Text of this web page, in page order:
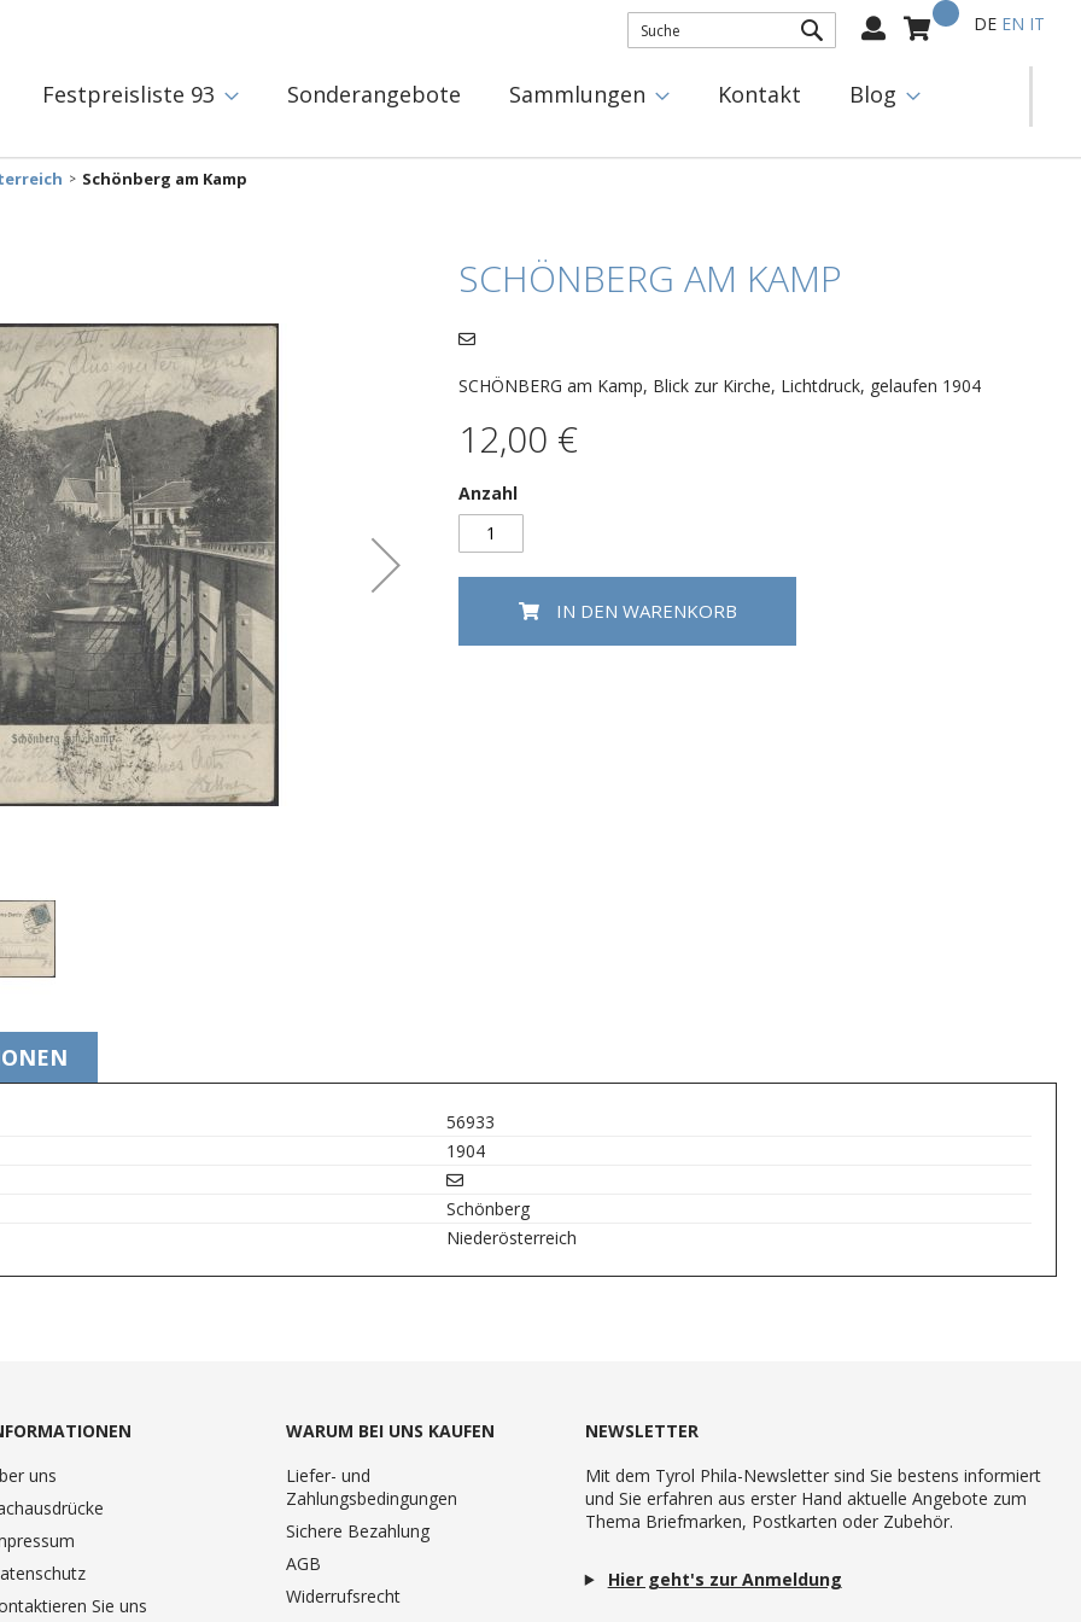
Mein Warenkorb
Select
DE EN IT
Festpreisliste 93 Sonderangebote Sammlungen Kontakt Blog
Schönberg am Kamp
SCHÖNBERG AM KAMP
SCHÖNBERG am Kamp, Blick zur Kirche, Lichtdruck, gelaufen 1904
12,00 €
Anzahl
IN DEN WARENKORB
56933
1904
Schönberg
Niederösterreich
uns
Sie uns
WARUM BEI UNS KAUFEN
Liefer- und
Zahlungsbedingungen
Sichere Bezahlung
AGB
Widerrufsrecht
NEWSLETTER
Mit dem Tyrol Phila-Newsletter sind Sie bestens informiert
und Sie erfahren aus erster Hand aktuelle Angebote zum
Thema Briefmarken, Postkarten oder Zubehör.
Hier geht's zur Anmeldung